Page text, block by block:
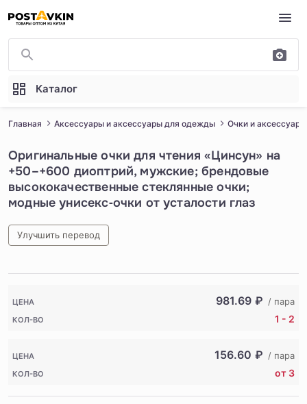
Перейти к основному содержимому
Каталог
Главная Аксессуары и аксессуары для одежды Очки и аксессуары
Оригинальные очки для чтения «Цинсун» на
+50–+600 диоптрий, мужские; брендовые
высококачественные стеклянные очки;
модные унисекс‑очки от усталости глаз
Улучшить перевод
ЦЕНА 981.69 ₽ / пара
КОЛ-ВО 1 - 2
ЦЕНА 156.60 ₽ / пара
КОЛ-ВО от 3